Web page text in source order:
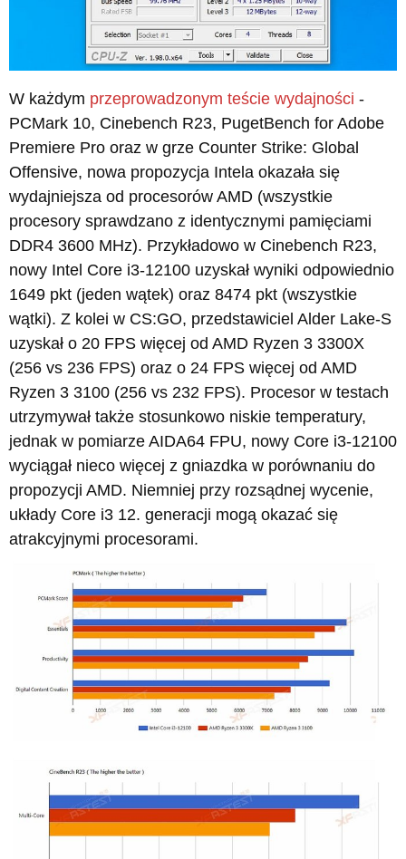
W każdym przeprowadzonym teście wydajności -
PCMark 10, Cinebench R23, PugetBench for Adobe
Premiere Pro oraz w grze Counter Strike: Global
Offensive, nowa propozycja Intela okazała się
wydajniejsza od procesorów AMD (wszystkie
procesory sprawdzano z identycznymi pamięciami
DDR4 3600 MHz). Przykładowo w Cinebench R23,
nowy Intel Core i3-12100 uzyskał wyniki odpowiednio
1649 pkt (jeden wątek) oraz 8474 pkt (wszystkie
wątki). Z kolei w CS:GO, przedstawiciel Alder Lake-S
uzyskał o 20 FPS więcej od AMD Ryzen 3 3300X
(256 vs 236 FPS) oraz o 24 FPS więcej od AMD
Ryzen 3 3100 (256 vs 232 FPS). Procesor w testach
utrzymywał także stosunkowo niskie temperatury,
jednak w pomiarze AIDA64 FPU, nowy Core i3-12100
wyciągał nieco więcej z gniazdka w porównaniu do
propozycji AMD. Niemniej przy rozsądnej wycenie,
układy Core i3 12. generacji mogą okazać się
atrakcyjnymi procesorami.